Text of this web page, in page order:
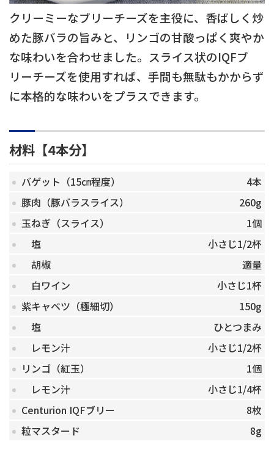
クリーミーなブリーチーズを主役に、香ばしく炒
めた豚バラの旨みと、リンゴの甘酸っぱく爽やか
な味わいを合わせました。スライス状のIQFブ
リーチーズを使用すれば、手間も無駄もかからず
に本格的な味わいをプラスできます。
材料【4本分】
バゲット（15㎝程度）
4本
豚肉（豚バラスライス）
260g
玉ねぎ（スライス）
1個
塩
小さじ1/2杯
胡椒
適量
白ワイン
小さじ1杯
紫キャベツ（極細切）
150g
塩
ひとつまみ
レモン汁
小さじ1/2杯
リンゴ（紅玉）
1個
レモン汁
小さじ1/4杯
Centurion IQFブリー
8枚
粒マスタード
8g